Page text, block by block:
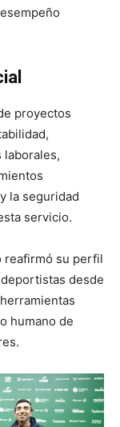
proyectos
laborales,
la seguridad
servicio.
reafirmó su perfil
desde
humano de